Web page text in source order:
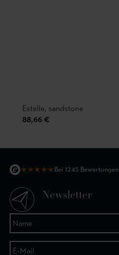
Estelle, sandstone
88,66 €
★★★★★Bei 1245 Bewertungen
Newsletter